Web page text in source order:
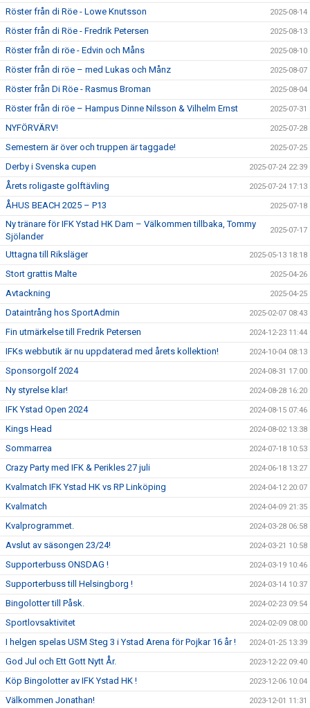
Röster från di Röe - Lowe Knutsson 2025-08-14
Röster från di Röe - Fredrik Petersen 2025-08-13
Röster från di röe - Edvin och Måns 2025-08-10
Röster från di röe – med Lukas och Månz 2025-08-07
Röster från Di Röe - Rasmus Broman 2025-08-04
Röster från di röe – Hampus Dinne Nilsson & Vilhelm Ernst 2025-07-31
NYFÖRVÄRV! 2025-07-28
Semestern är över och truppen är taggade! 2025-07-25
Derby i Svenska cupen 2025-07-24 22:39
Årets roligaste golftävling 2025-07-24 17:13
ÅHUS BEACH 2025 – P13 2025-07-18
Ny tränare för IFK Ystad HK Dam – Välkommen tillbaka, Tommy
Sjölander
2025-07-17
Uttagna till Riksläger 2025-05-13 18:18
Stort grattis Malte 2025-04-26
Avtackning 2025-04-25
Dataintrång hos SportAdmin 2025-02-07 08:43
Fin utmärkelse till Fredrik Petersen 2024-12-23 11:44
IFKs webbutik är nu uppdaterad med årets kollektion! 2024-10-04 08:13
Sponsorgolf 2024 2024-08-31 17:00
Ny styrelse klar! 2024-08-28 16:20
IFK Ystad Open 2024 2024-08-15 07:46
Kings Head 2024-08-02 13:38
Sommarrea 2024-07-18 10:53
Crazy Party med IFK & Perikles 27 juli 2024-06-18 13:27
Kvalmatch IFK Ystad HK vs RP Linköping 2024-04-12 20:07
Kvalmatch 2024-04-09 21:35
Kvalprogrammet. 2024-03-28 06:58
Avslut av säsongen 23/24! 2024-03-21 10:58
Supporterbuss ONSDAG ! 2024-03-19 10:46
Supporterbuss till Helsingborg ! 2024-03-14 10:37
Bingolotter till Påsk. 2024-02-23 09:54
Sportlovsaktivitet 2024-02-09 08:00
I helgen spelas USM Steg 3 i Ystad Arena för Pojkar 16 år ! 2024-01-25 13:39
God Jul och Ett Gott Nytt År. 2023-12-22 09:40
Köp Bingolotter av IFK Ystad HK ! 2023-12-06 10:04
Välkommen Jonathan! 2023-12-01 11:31